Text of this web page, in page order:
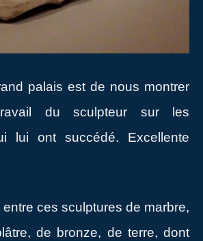
palais est de nous montrer
du sculpteur sur les
lui ont succédé. Excellente
ces sculptures de marbre,
de bronze, de terre, dont